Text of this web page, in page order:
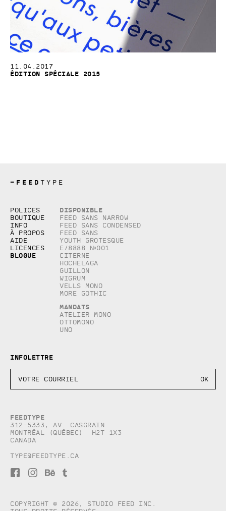
11.04.2017
Édition spéciale 2015
— FEED TYPE
Polices
Boutique
Info
À propos
Aide
Licences
Blogue
Disponible
Feed Sans Narrow
Feed Sans Condensed
Feed Sans
Youth Grotesque
E/8888 №001
Citerne
Hochelaga
Guillon
Wigrum
Vells Mono
More Gothic
Mandats
Atelier Mono
Ottomono
Uno
Copyright © 2026, studio Feed inc.
Tous droits réservés
Infolettre
Feedtype
312-5333, Av. Casgrain
Montréal (Québec) H2T 1X3
Canada
type@feedtype.ca
F
a
b
o
I
n
a
B
e
n
c
T
u
l
r
Copyright © 2026, studio Feed inc.